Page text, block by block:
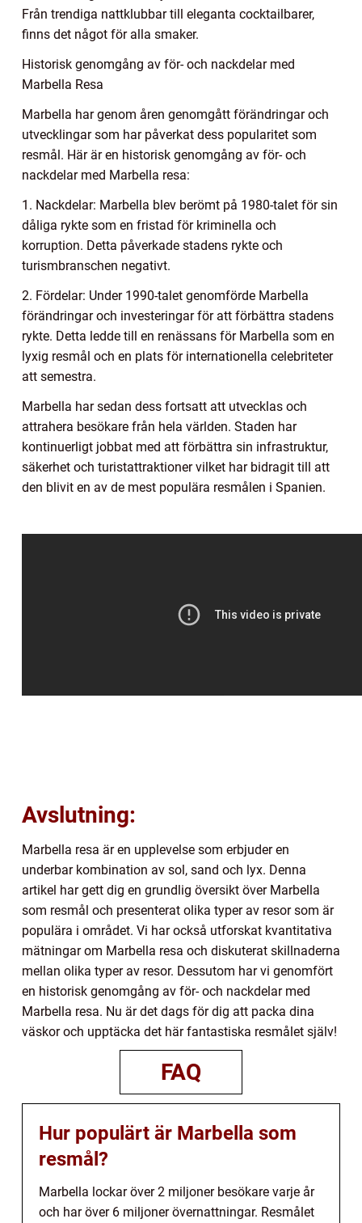
Från trendiga nattklubbar till eleganta cocktailbarer,
finns det något för alla smaker.
Historisk genomgång av för- och nackdelar med
Marbella Resa
Marbella har genom åren genomgått förändringar och
utvecklingar som har påverkat dess popularitet som
resmål. Här är en historisk genomgång av för- och
nackdelar med Marbella resa:
1. Nackdelar: Marbella blev berömt på 1980-talet för sin
dåliga rykte som en fristad för kriminella och
korruption. Detta påverkade stadens rykte och
turismbranschen negativt.
2. Fördelar: Under 1990-talet genomförde Marbella
förändringar och investeringar för att förbättra stadens
rykte. Detta ledde till en renässans för Marbella som en
lyxig resmål och en plats för internationella celebriteter
att semestra.
Marbella har sedan dess fortsatt att utvecklas och
attrahera besökare från hela världen. Staden har
kontinuerligt jobbat med att förbättra sin infrastruktur,
säkerhet och turistattraktioner vilket har bidragit till att
den blivit en av de mest populära resmålen i Spanien.
Avslutning:
Marbella resa är en upplevelse som erbjuder en
underbar kombination av sol, sand och lyx. Denna
artikel har gett dig en grundlig översikt över Marbella
som resmål och presenterat olika typer av resor som är
populära i området. Vi har också utforskat kvantitativa
mätningar om Marbella resa och diskuterat skillnaderna
mellan olika typer av resor. Dessutom har vi genomfört
en historisk genomgång av för- och nackdelar med
Marbella resa. Nu är det dags för dig att packa dina
väskor och upptäcka det här fantastiska resmålet själv!
FAQ
Hur populärt är Marbella som
resmål?
Marbella lockar över 2 miljoner besökare varje år
och har över 6 miljoner övernattningar. Resmålet